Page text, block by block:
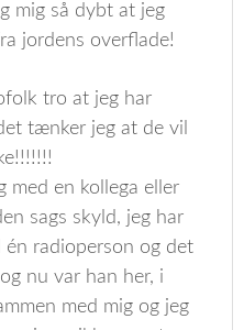
mig så dybt at jeg
jordens overflade!
tro at jeg har
tænker jeg at de vil
med en kollega eller
sags skyld, jeg har
radioperson og det
nu var han her, i
med mig og jeg